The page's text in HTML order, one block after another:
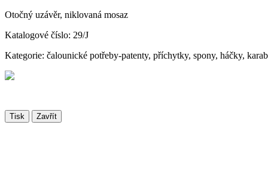
Otočný uzávěr, niklovaná mosaz
Katalogové číslo: 29/J
Kategorie: čalounické potřeby-patenty, příchytky, spony, háčky,